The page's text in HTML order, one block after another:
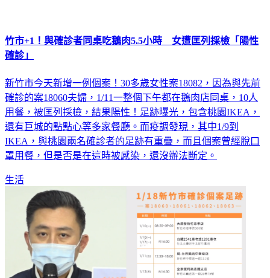
竹市+1！與確診者同桌吃鵝肉5.5小時 女遭匡列採檢「陽性
確診」
新竹市今天新增一例個案！30多歲女性案18082，因為與先前
確診的案18060夫婦，1/11一整個下午都在鵝肉店同桌，10人
用餐，被匡列採檢，結果陽性！足跡曝光，包含桃園IKEA，
還有巨城的點點心等多家餐廳。而疫調發現，其中1/9到
IKEA，與桃園兩名確診者的足跡有重疊，而且個案曾經脫口
罩用餐，但是否是在這時被感染，還沒辦法斷定。
生活